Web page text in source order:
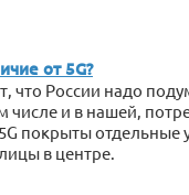
от 5G?
России надо
числе и в нашей,
покрыты отдельные
в центре.